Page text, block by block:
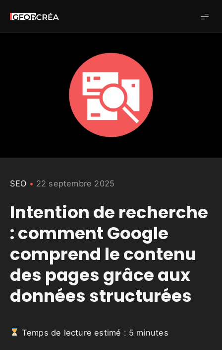
Studio
GforCréa
SEO 22 septembre 2025
Intention de recherche
: comment Google
comprend le contenu
des pages grâce aux
données structurées
Temps de lecture estimé : 5 minutes